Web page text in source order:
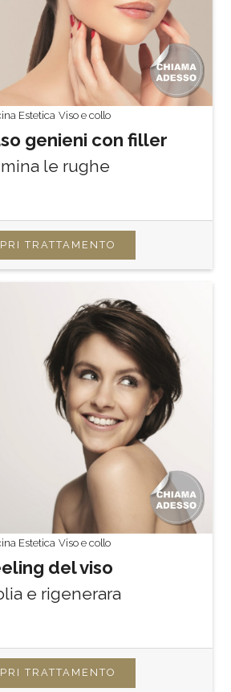
Estetica Viso e collo
genieni con filler
le rughe
TRATTAMENTO
Estetica Viso e collo
del viso
e rigenerara
TRATTAMENTO